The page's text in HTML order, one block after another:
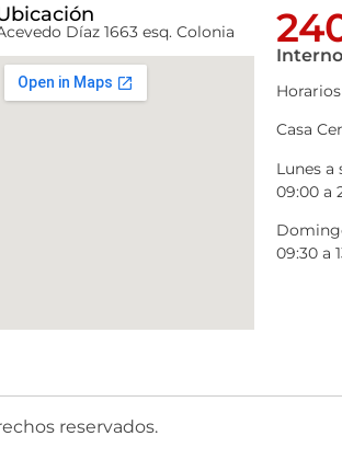
Díaz 1663 esq. Colonia
Horarios
Casa
Lunes a
09:00 a
09:30 a
reservados.